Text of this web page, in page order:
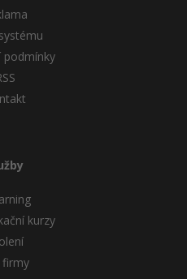
podmínky
kurzy
firmy